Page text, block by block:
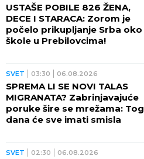
USTAŠE POBILE 826 ŽENA,
DECE I STARACA: Zorom je
počelo prikupljanje Srba oko
škole u Prebilovcima!
SVET 03:30 06.08.2026
SPREMA LI SE NOVI TALAS
MIGRANATA? Zabrinjavajuće
poruke šire se mrežama: Tog
dana će sve imati smisla
SVET 02:30 06.08.2026